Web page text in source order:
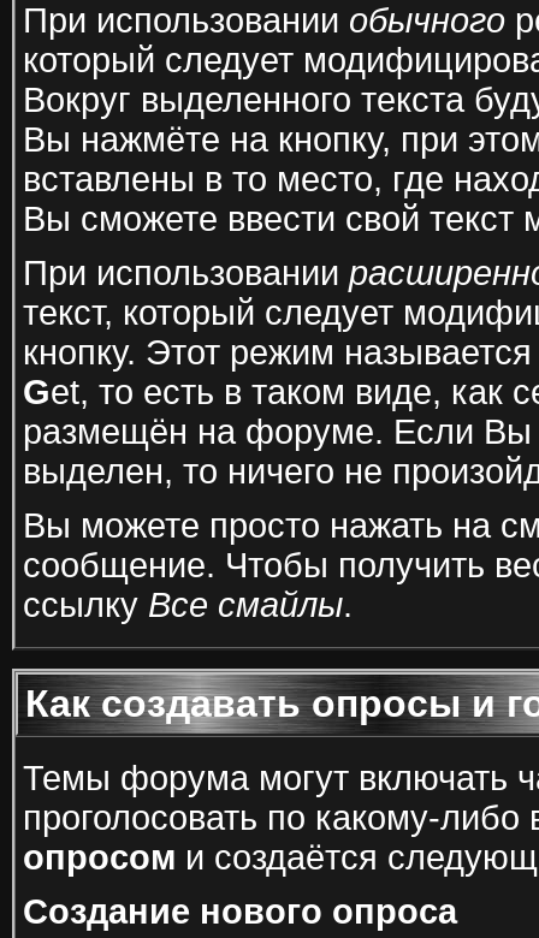
При использовании обычного
который следует
Вокруг выделенного текста
Вы нажмёте на кнопку, при
вставлены в то место, где
Вы сможете ввести свой текст
При использовании
текст, который следует
кнопку. Этот режим
Get, то есть в таком виде, как
размещён на форуме. Если Вы
выделен, то ничего не
Вы можете просто нажать на
сообщение. Чтобы получить
ссылку Все смайлы.
Как создавать опросы и
Темы форума могут включать
проголосовать по какому-
опросом и создаётся
Создание нового опроса